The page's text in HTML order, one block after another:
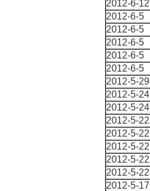
2012-6-12
2012-6-5
2012-6-5
2012-6-5
2012-6-5
2012-6-5
2012-5-29
2012-5-24
2012-5-24
2012-5-22
2012-5-22
2012-5-22
2012-5-22
2012-5-22
2012-5-17